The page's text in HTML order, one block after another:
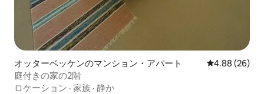
オッターベッケンのマンション・アパート レビュー26
4.88 (26)
庭付きの家の2階
ロケーション · 家族 · 静か